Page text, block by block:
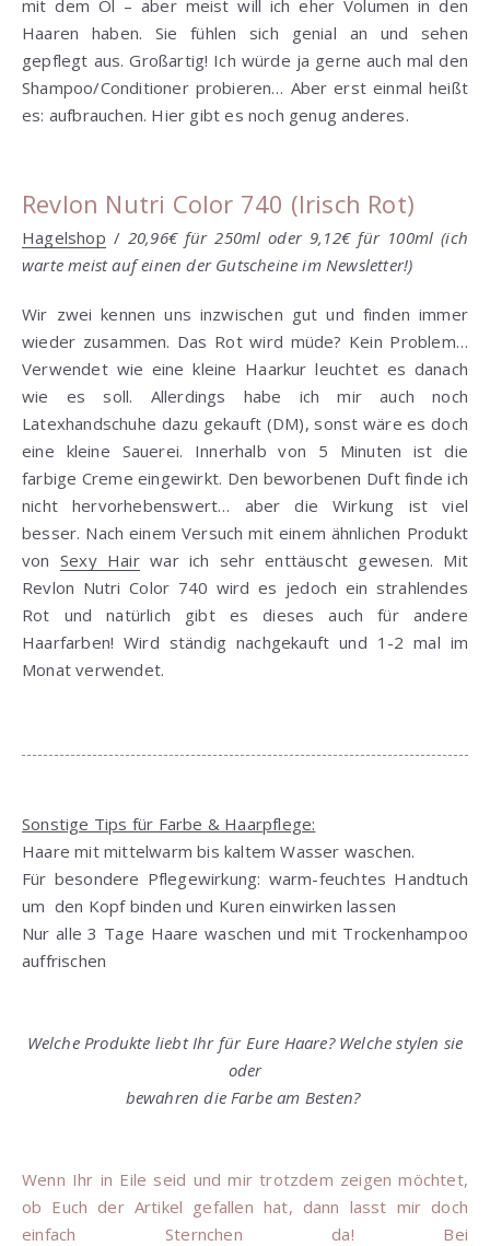
mit dem Öl – aber meist will ich eher Volumen in den
Haaren haben. Sie fühlen sich genial an und sehen
gepflegt aus. Großartig! Ich würde ja gerne auch mal den
Shampoo/Conditioner probieren… Aber erst einmal heißt
es: aufbrauchen. Hier gibt es noch genug anderes.
Revlon Nutri Color 740 (Irisch Rot)
Hagelshop / 20,96€ für 250ml oder 9,12€ für 100ml(ich
warte meist auf einen der Gutscheine im Newsletter!)
Wir zwei kennen uns inzwischen gut und finden immer
wieder zusammen. Das Rot wird müde? Kein Problem…
Verwendet wie eine kleine Haarkur leuchtet es danach
wie es soll. Allerdings habe ich mir auch noch
Latexhandschuhe dazu gekauft (DM), sonst wäre es doch
eine kleine Sauerei. Innerhalb von 5 Minuten ist die
farbige Creme eingewirkt. Den beworbenen Duft finde ich
nicht hervorhebenswert… aber die Wirkung ist viel
besser. Nach einem Versuch mit einem ähnlichen Produkt
von Sexy Hairwar ich sehr enttäuscht gewesen. Mit
Revlon Nutri Color 740 wird es jedoch ein strahlendes
Rot und natürlich gibt es dieses auch für andere
Haarfarben! Wird ständig nachgekauft und 1-2 mal im
Monat verwendet.
Sonstige Tips für Farbe & Haarpflege:
Haare mit mittelwarm bis kaltem Wasser waschen.
Für besondere Pflegewirkung: warm-feuchtes Handtuch
um den Kopf binden und Kuren einwirken lassen
Nur alle 3 Tage Haare waschen und mit Trockenhampoo
auffrischen
Welche Produkte liebt Ihr für Eure Haare? Welche stylen sie
oder
bewahren die Farbe am Besten?
Wenn Ihr in Eile seid und mir trotzdem zeigen möchtet,
ob Euch der Artikel gefallen hat, dann lasst mir doch
einfach Sternchen da! Bei